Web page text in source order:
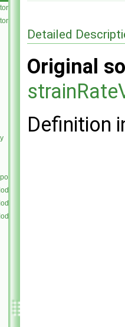
Detailed
Original
Definition